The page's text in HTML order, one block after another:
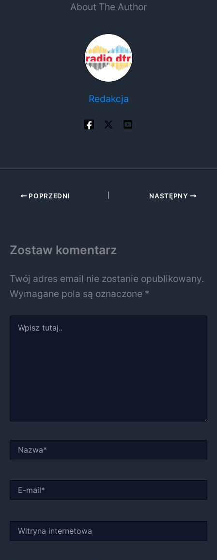
About The Author
Redakcja
POPRZEDNI NASTĘPNY
Zostaw komentarz
Twój adres email nie zostanie opublikowany.
Wymagane pola są oznaczone *
tutaj..
mail*
internetowa